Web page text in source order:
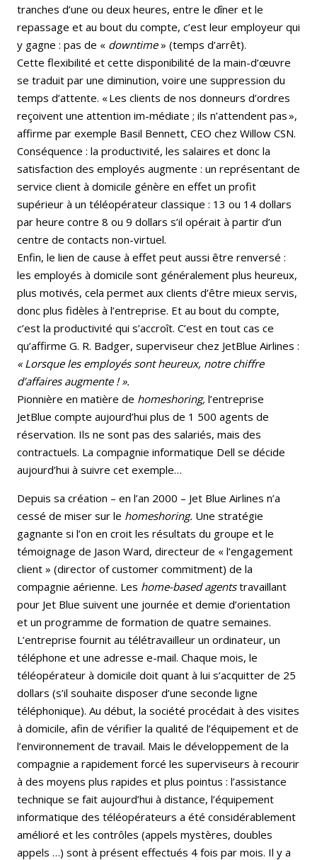
tranches d’une ou deux heures, entre le dîner et le
repassage et au bout du compte, c’est leur employeur qui
y gagne : pas de « downtime» (temps d’arrêt).
Cette flexibilité et cette disponibilité de la main-d’œuvre
se traduit par une diminution, voire une suppression du
temps d’attente. « Les clients de nos donneurs d’ordres
reçoivent une attention im-médiate ; ils n’attendent pas »,
affirme par exemple Basil Bennett, CEO chez Willow CSN.
Conséquence : la productivité, les salaires et donc la
satisfaction des employés augmente : un représentant de
service client à domicile génère en effet un profit
supérieur à un téléopérateur classique : 13 ou 14 dollars
par heure contre 8 ou 9 dollars s’il opérait à partir d’un
centre de contacts non-virtuel.
Enfin, le lien de cause à effet peut aussi être renversé :
les employés à domicile sont généralement plus heureux,
plus motivés, cela permet aux clients d’être mieux servis,
donc plus fidèles à l’entreprise. Et au bout du compte,
c’est la productivité qui s’accroît. C’est en tout cas ce
qu’affirme G. R. Badger, superviseur chez JetBlue Airlines :
« Lorsque les employés sont heureux, notre chiffre
d’affaires augmente ! ».
Pionnière en matière de homeshoring, l’entreprise
JetBlue compte aujourd’hui plus de 1 500 agents de
réservation. Ils ne sont pas des salariés, mais des
contractuels. La compagnie informatique Dell se décide
aujourd’hui à suivre cet exemple…
Depuis sa création – en l’an 2000 – Jet Blue Airlines n’a
cessé de miser sur le homeshoring. Une stratégie
gagnante si l’on en croit les résultats du groupe et le
témoignage de Jason Ward, directeur de « l’engagement
client » (director of customer commitment) de la
compagnie aérienne. Les home-based agentstravaillant
pour Jet Blue suivent une journée et demie d’orientation
et un programme de formation de quatre semaines.
L’entreprise fournit au télétravailleur un ordinateur, un
téléphone et une adresse e-mail. Chaque mois, le
téléopérateur à domicile doit quant à lui s’acquitter de 25
dollars (s’il souhaite disposer d’une seconde ligne
téléphonique). Au début, la société procédait à des visites
à domicile, afin de vérifier la qualité de l’équipement et de
l’environnement de travail. Mais le développement de la
compagnie a rapidement forcé les superviseurs à recourir
à des moyens plus rapides et plus pointus : l’assistance
technique se fait aujourd’hui à distance, l’équipement
informatique des téléopérateurs a été considérablement
amélioré et les contrôles (appels mystères, doubles
appels …) sont à présent effectués 4 fois par mois. Il y a